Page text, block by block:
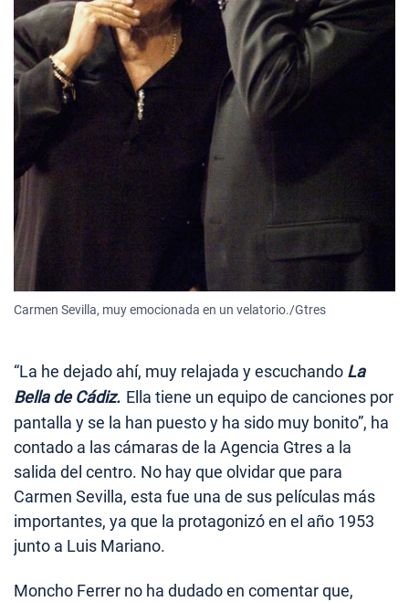
Carmen Sevilla, muy emocionada en un velatorio./Gtres
“La he dejado ahí, muy relajada y escuchando La
Bella de Cádiz. Ella tiene un equipo de canciones por
pantalla y se la han puesto y ha sido muy bonito”, ha
contado a las cámaras de la Agencia Gtres a la
salida del centro. No hay que olvidar que para
Carmen Sevilla, esta fue una de sus películas más
importantes, ya que la protagonizó en el año 1953
junto a Luis Mariano.
Moncho Ferrer no ha dudado en comentar que,